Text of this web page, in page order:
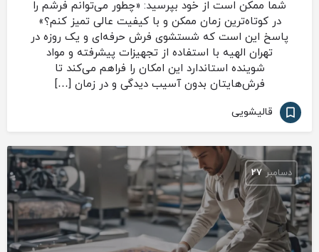
شما ممکن است از خود بپرسید: «چطور می‌توانم فرشم را
در کوتاه‌ترین زمان ممکن و با کیفیت عالی تمیز کنم؟»
پاسخ این است که شستشوی فرش حرفه‌ای و یک روزه در
تهران الهیه با استفاده از تجهیزات پیشرفته و مواد
شوینده استاندارد این امکان را فراهم می‌کند تا
فرش‌هایتان بدون آسیب دیدگی و در زمان […]
قالیشویی
دسامبر 27